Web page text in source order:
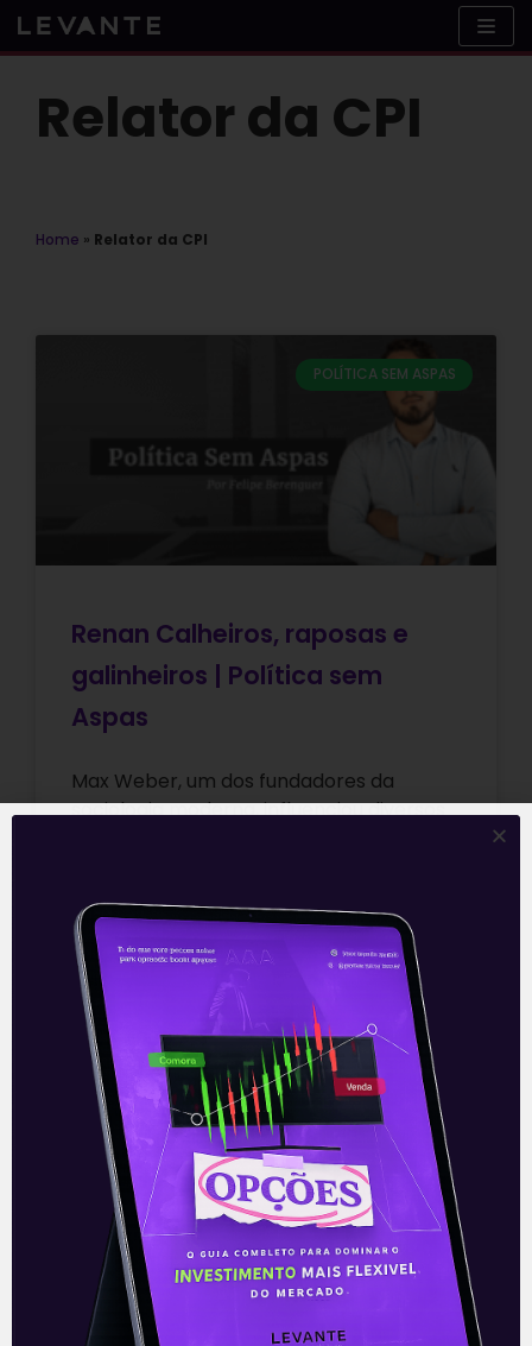
Skip
to
Relator da CPI
Home » Relator da CPI
POLÍTICA SEM ASPAS
Renan Calheiros, raposas e
galinheiros | Política sem
Aspas
Max Weber, um dos fundadores da
sociologia moderna, influenciou diversos
Leia mais
30/04/2021
E EU COM ISSO